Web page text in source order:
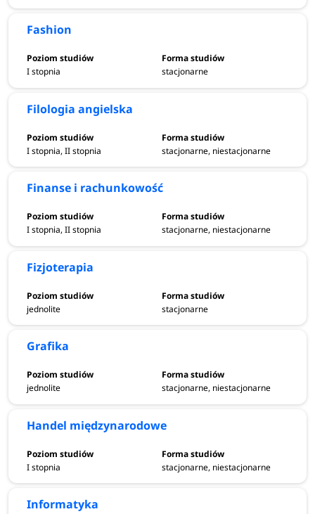
Fashion
I stopnia stacjonarne
Filologia angielska
I stopnia, II stopnia stacjonarne, niestacjonarne
Finanse i rachunkowość
I stopnia, II stopnia stacjonarne, niestacjonarne
Fizjoterapia
jednolite stacjonarne
Grafika
jednolite stacjonarne, niestacjonarne
Handel międzynarodowe
I stopnia stacjonarne, niestacjonarne
Informatyka